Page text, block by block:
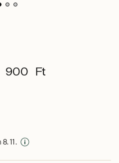
900 Ft
11.